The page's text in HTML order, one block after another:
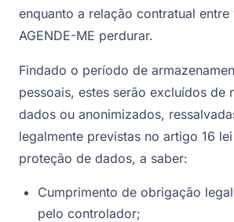
enquanto a relação contratual entre
AGENDE-ME perdurar.
Findado o período de
pessoais, estes serão excluídos de
dados ou anonimizados,
legalmente previstas no artigo 16
proteção de dados, a saber:
Cumprimento de obrigação
pelo controlador;